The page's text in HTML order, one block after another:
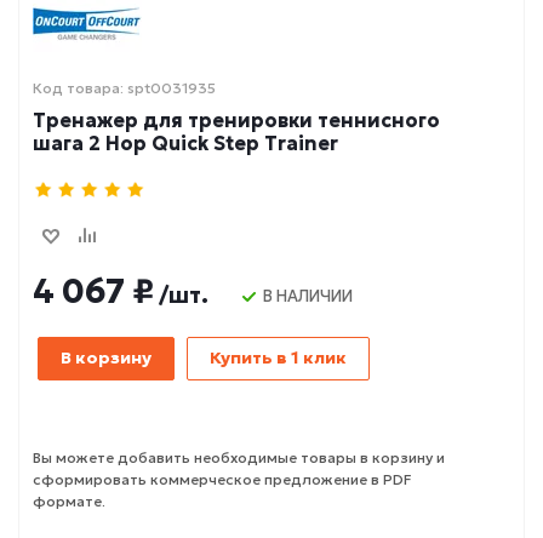
Код товара: spt0031935
Тренажер для тренировки теннисного
шага 2 Hop Quick Step Trainer
4 067 ₽ /шт. В НАЛИЧИИ
В корзину Купить в 1 клик
Вы можете добавить необходимые товары в корзину и
сформировать коммерческое предложение в PDF
формате.